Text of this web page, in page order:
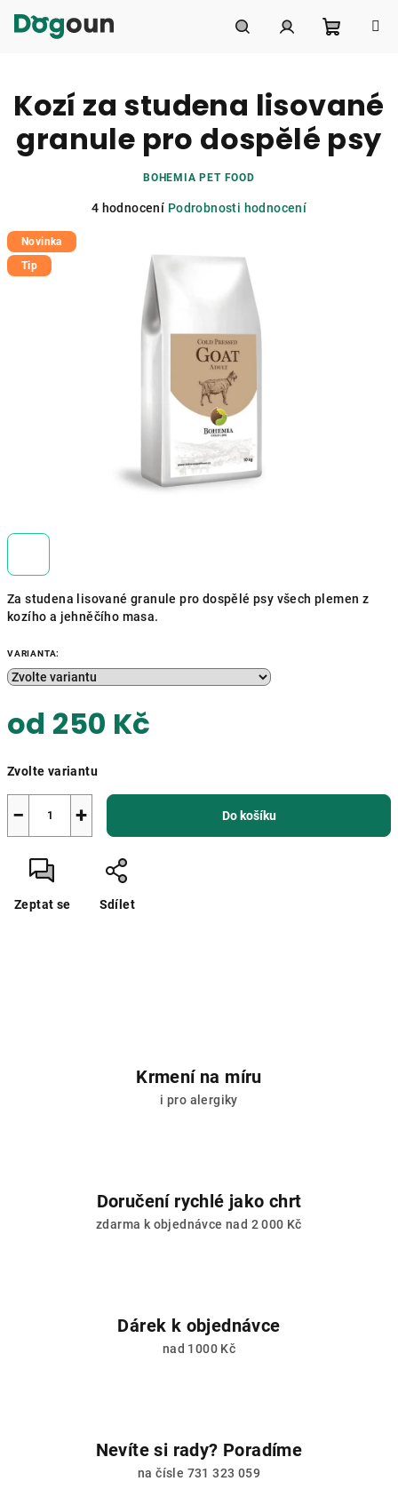
košík
Za studena lisované granule pro dospělé psy všech plemen z
kozího a jehněčího masa.
VARIANTA:
od 250 Kč
cena:
Zvolte variantu
+
− Do košíku
Zeptat se Sdílet
Kozí za studena lisované
granule pro dospělé psy
BOHEMIA PET FOOD
Průměrné
hvězdiček.
4 hodnocení Podrobnosti hodnocení
Novinka
Tip
Krmení na míru
i pro alergiky
Doručení rychlé jako chrt
zdarma k objednávce nad 2 000 Kč
Dárek k objednávce
nad 1000 Kč
Nevíte si rady? Poradíme
na čísle 731 323 059